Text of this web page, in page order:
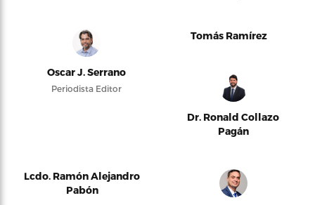
Oscar J. Serrano
Periodista Editor
Tomás Ramírez
Dr. Ronald Collazo
Pagán
Lcdo. Ramón Alejandro
Pabón